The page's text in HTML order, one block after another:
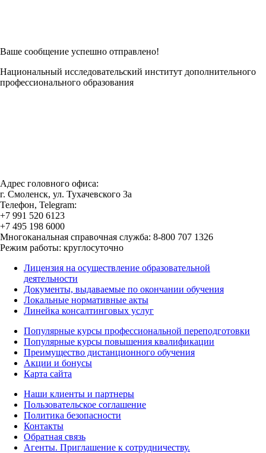
Ваше сообщение успешно отправлено!
Национальный исследовательский институт дополнительного
профессионального образования
Адрес головного офиса:
г. Смоленск, ул. Тухачевского 3а
Телефон, Telegram:
+7 991 520 6123
+7 495 198 6000
Многоканальная справочная служба: 8-800 707 1326
Режим работы: круглосуточно
Лицензия на осуществление образовательной
деятельности
Документы, выдаваемые по окончании обучения
Локальные нормативные акты
Линейка консалтинговых услуг
Популярные курсы профессиональной переподготовки
Популярные курсы повышения квалификации
Преимущество дистанционного обучения
Акции и бонусы
Карта сайта
Наши клиенты и партнеры
Пользовательское соглашение
Политика безопасности
Контакты
Обратная связь
Агенты. Приглашение к сотрудничеству.